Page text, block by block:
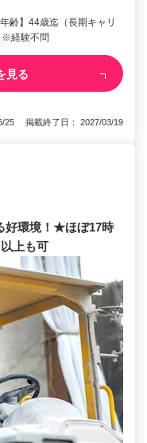
齢】44歳迄（長期キャリ
※経験不問
見る
25 掲載終了日： 2027/03/19
好環境！★ほぼ17時
上も可